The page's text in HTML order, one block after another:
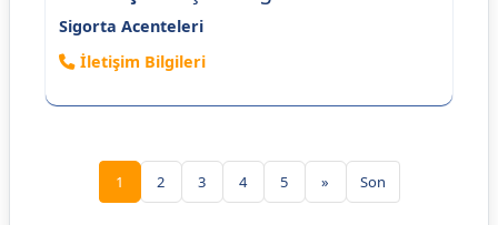
Sigorta Acenteleri
İletişim Bilgileri
1 2 3 4 5 » Son